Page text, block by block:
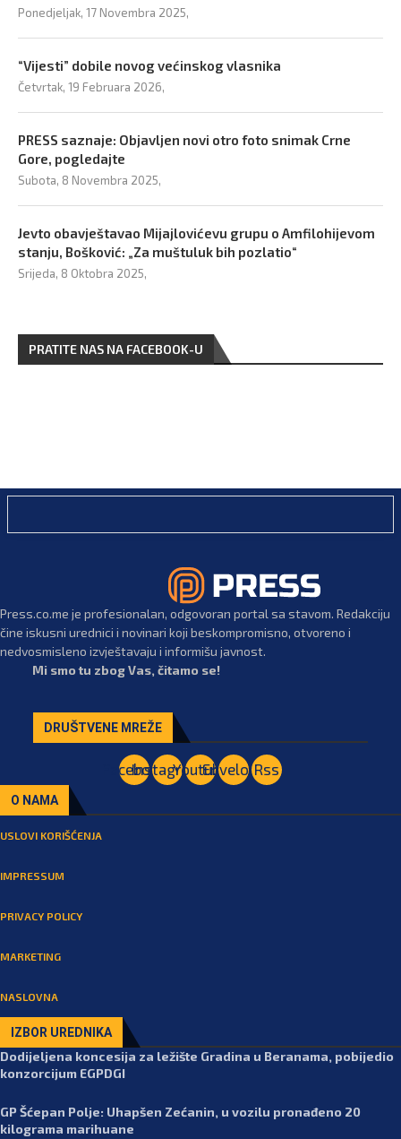
Ponedjeljak, 17 Novembra 2025,
“Vijesti” dobile novog većinskog vlasnika
Četvrtak, 19 Februara 2026,
PRESS saznaje: Objavljen novi otro foto snimak Crne
Gore, pogledajte
Subota, 8 Novembra 2025,
Jevto obavještavao Mijajlovićevu grupu o Amfilohijevom
stanju, Bošković: „Za muštuluk bih pozlatio“
Srijeda, 8 Oktobra 2025,
PRATITE NAS NA FACEBOOK-U
Press.co.me je profesionalan, odgovoran portal sa stavom. Redakciju
čine iskusni urednici i novinari koji beskompromisno, otvoreno i
nedvosmisleno izvještavaju i informišu javnost.
Mi smo tu zbog Vas, čitamo se!
DRUŠTVENE MREŽE
Facebook
Instagram
YoutubeEnvelopeRss
O NAMA
USLOVI KORIŠĆENJA
IMPRESSUM
PRIVACY POLICY
MARKETING
NASLOVNA
IZBOR UREDNIKA
Dodijeljena koncesija za ležište Gradina u Beranama, pobijedio
konzorcijum EGPDGI
GP Šćepan Polje: Uhapšen Zećanin, u vozilu pronađeno 20
kilograma marihuane